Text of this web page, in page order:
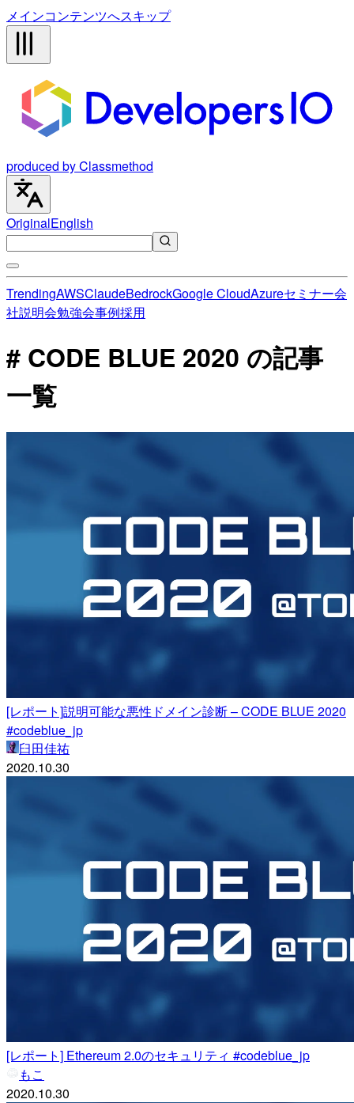
メインコンテンツへスキップ
produced by Classmethod
OriginalEnglish
TrendingAWSClaudeBedrockGoogle CloudAzureセミナー会
社説明会勉強会事例採用
# CODE BLUE 2020 の記事
一覧
[レポート]説明可能な悪性ドメイン診断 – CODE BLUE 2020
#codeblue_jp
臼田佳祐
2020.10.30
[レポート] Ethereum 2.0のセキュリティ #codeblue_jp
もこ
2020.10.30